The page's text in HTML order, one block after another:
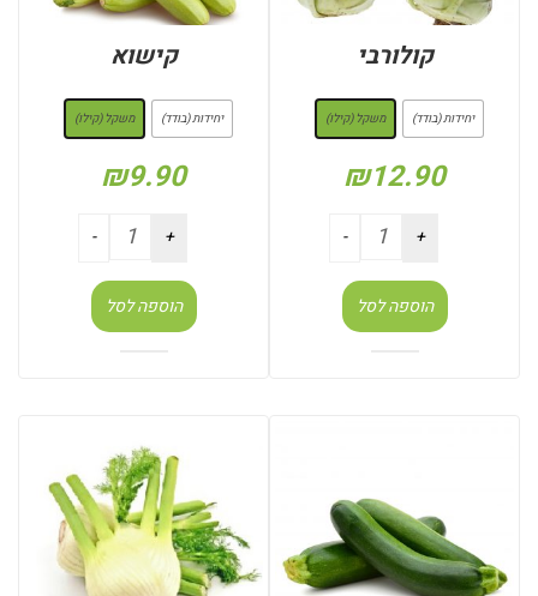
קולורבי
יחידות (בודד) משקל (קילו)
₪12.90
הוספה לסל
קישוא
יחידות (בודד) משקל (קילו)
₪9.90
הוספה לסל